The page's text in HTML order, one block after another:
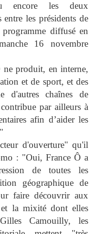
encore les deux
les présidents de
diffusé en
16 novembre
ne produit, en interne,
et de sport, et des
d'autres chaînes de
par ailleurs à
afin d’aider les
d'ouverture" qu'il
: "Oui, France Ô a
de toutes les
géographique de
faire découvrir aux
et la mixité dont elles
Camouilly, les